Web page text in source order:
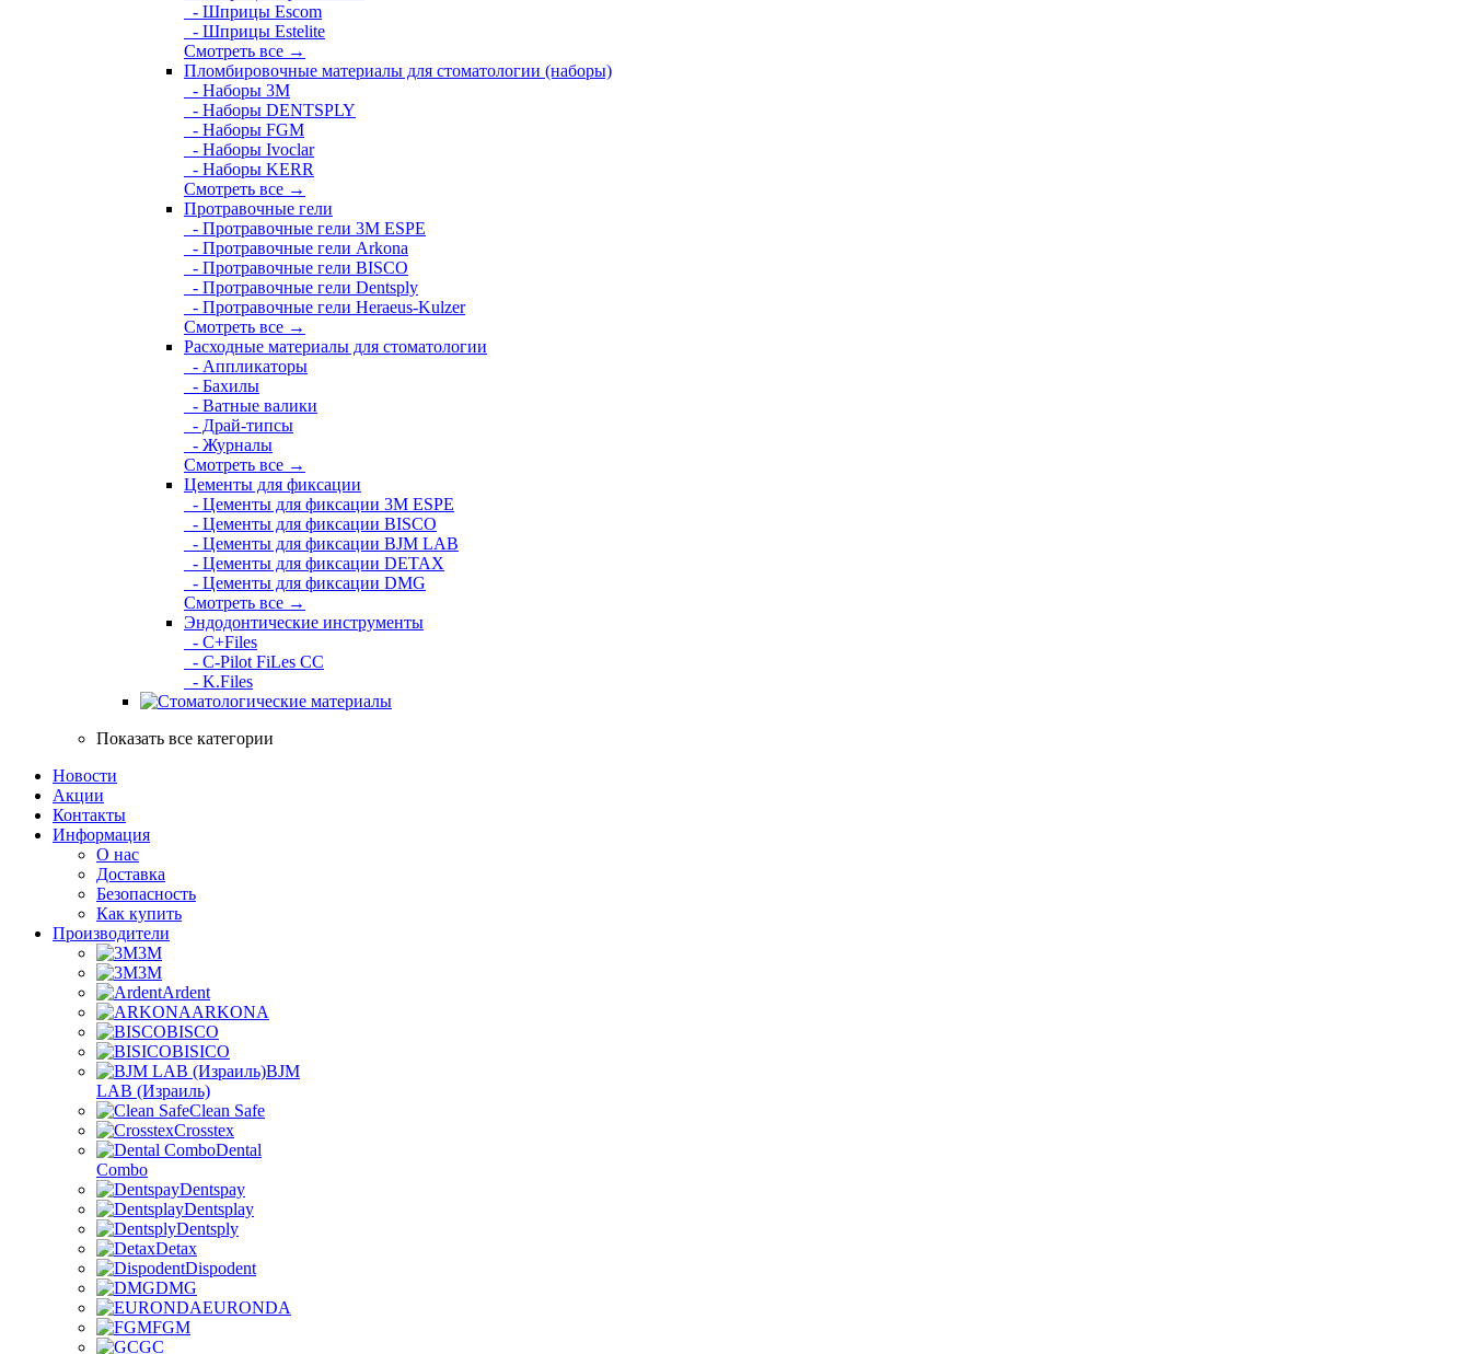
- Шприцы Escom
- Шприцы Estelite
Смотреть все →
Пломбировочные материалы для стоматологии (наборы)
- Наборы 3М
- Наборы DENTSPLY
- Наборы FGM
- Наборы Ivoclar
- Наборы KERR
Смотреть все →
Протравочные гели
- Протравочные гели 3М ESPE
- Протравочные гели Arkona
- Протравочные гели BISCO
- Протравочные гели Dentsply
- Протравочные гели Heraeus-Kulzer
Смотреть все →
Расходные материалы для стоматологии
- Аппликаторы
- Бахилы
- Ватные валики
- Драй-типсы
- Журналы
Смотреть все →
Цементы для фиксации
- Цементы для фиксации 3M ESPE
- Цементы для фиксации BISCO
- Цементы для фиксации BJM LAB
- Цементы для фиксации DETAX
- Цементы для фиксации DMG
Смотреть все →
Эндодонтические инструменты
- C+Files
- C-Pilot FiLes CC
- K.Files
Показать все категории
Новости
Акции
Контакты
Информация
О нас
Доставка
Безопасность
Как купить
Производители
3M
3М
Ardent
ARKONA
BISCO
BISICO
BJM
LAB (Израиль)
Clean Safe
Crosstex
Dental
Combo
Dentspay
Dentsplay
Dentsply
Detax
Dispodent
DMG
EURONDA
FGM
GC